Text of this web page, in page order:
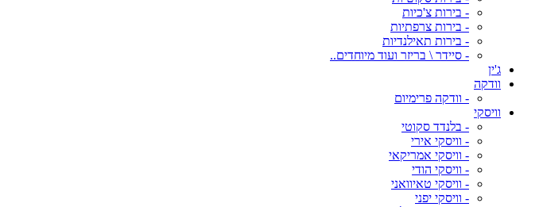
- בירות צ'כיות
- בירות צרפתיות
- בירות תאילנדיות
- סיידר \ בריזר ועוד מיוחדים..
ג'ין
וודקה
- וודקה פרימיום
וויסקי
- בלנדד סקוטי
- וויסקי אירי
- וויסקי אמריקאי
- וויסקי הודי
- וויסקי טאיוואני
- וויסקי יפני